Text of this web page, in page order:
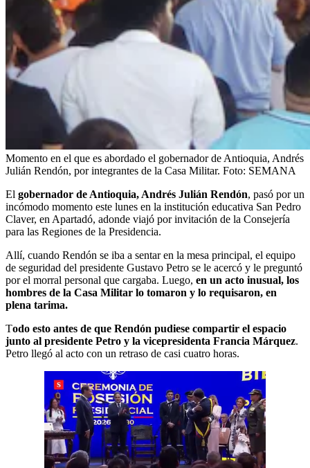
Momento en el que es abordado el gobernador de Antioquia, Andrés
Julián Rendón, por integrantes de la Casa Militar. Foto: SEMANA
El gobernador de Antioquia, Andrés Julián Rendón, pasó por un
incómodo momento este lunes en la institución educativa San Pedro
Claver, en Apartadó, adonde viajó por invitación de la Consejería
para las Regiones de la Presidencia.
Allí, cuando Rendón se iba a sentar en la mesa principal, el equipo
de seguridad del presidente Gustavo Petro se le acercó y le preguntó
por el morral personal que cargaba. Luego, en un acto inusual, los
hombres de la Casa Militar lo tomaron y lo requisaron, en
plena tarima.
Todo esto antes de que Rendón pudiese compartir el espacio
junto al presidente Petro y la vicepresidenta Francia Márquez.
Petro llegó al acto con un retraso de casi cuatro horas.